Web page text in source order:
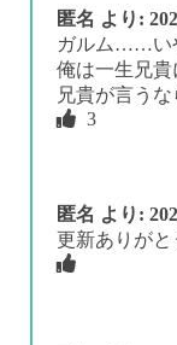
匿名 より:
ガルム……い
俺は一生兄貴
兄貴が言う
3
匿名 より:
更新ありが